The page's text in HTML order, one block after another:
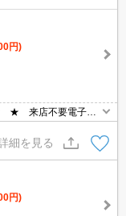
円)
★ 来店不要電子契
料貸出、テレビ、洗
ジ、掃除機、エアコ
家具・家電付き。家
細を見る
円)